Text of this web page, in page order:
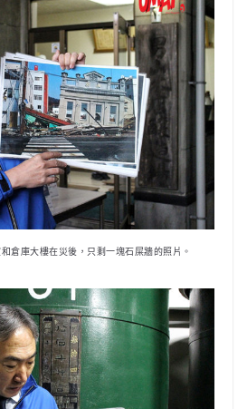
倉庫大樓在災後，只剩一塊石屎牆的照片。